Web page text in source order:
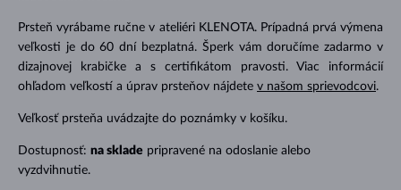
Prsteň vyrábame ručne v ateliéri KLENOTA. Prípadná prvá výmena
veľkosti je do 60 dní bezplatná. Šperk vám doručíme zadarmo v
dizajnovej krabičke a s certifikátom pravosti. Viac informácií
ohľadom veľkostí a úprav prsteňov nájdete v našom sprievodcovi.
Veľkosť prsteňa uvádzajte do poznámky v košíku.
Dostupnosť: na sklade pripravené na odoslanie alebo
vyzdvihnutie.